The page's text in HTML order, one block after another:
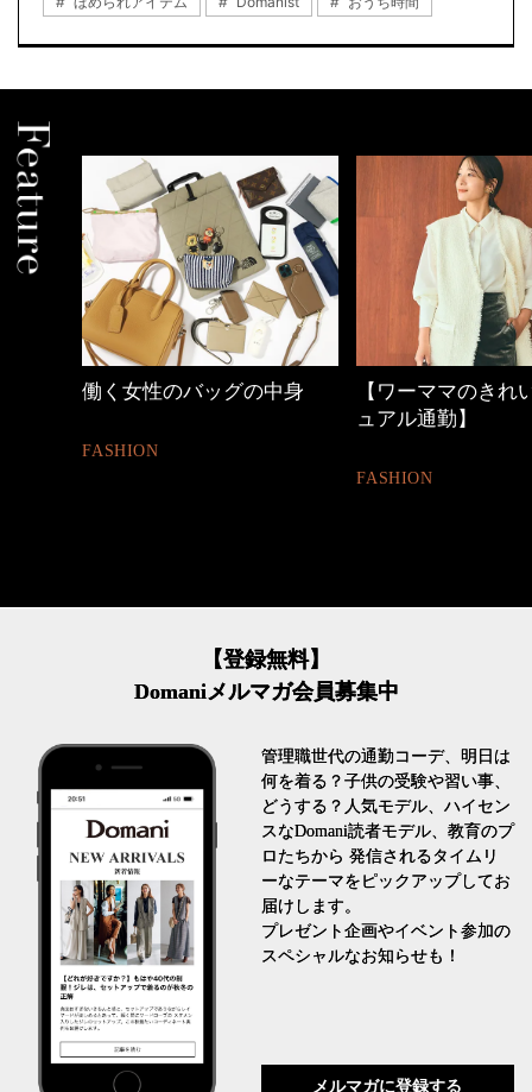
ッグの中身
【ワーママのきれいめカジ
40代の
【登録無料】
Domaniメルマガ会員募集中
管理職世代の通勤コーデ、明日は
何を着る？子供の受験や習い事、
どうする？人気モデル、ハイセン
スなDomani読者モデル、教育のプ
ロたちから 発信されるタイムリ
ーなテーマをピックアップしてお
届けします。
プレゼント企画やイベント参加の
スペシャルなお知らせも！
メルマガに登録する